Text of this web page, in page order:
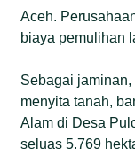
Aceh.
biaya pemulihan
Sebagai
menyita tanah,
Alam di Desa
seluas 5.769